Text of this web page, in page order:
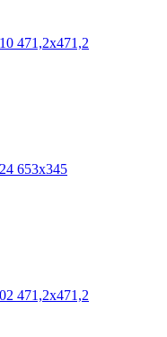
471,2х471,2
653х345
471,2х471,2